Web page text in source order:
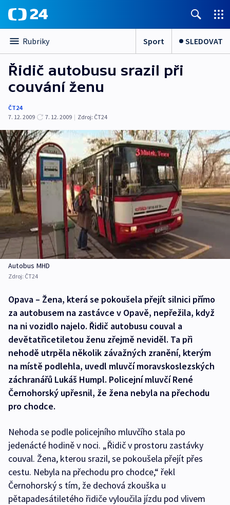
Rubriky Sport SLEDOVAT
Řidič autobusu srazil při
couvání ženu
ČT24
7. 12. 2009
7. 12. 2009 | Zdroj: ČT24
Autobus MHD
Zdroj: ČT24
Opava – Žena, která se pokoušela přejít silnici přímo
za autobusem na zastávce v Opavě, nepřežila, když
na ni vozidlo najelo. Řidič autobusu couval a
devětatřicetiletou ženu zřejmě neviděl. Ta při
nehodě utrpěla několik závažných zranění, kterým
na místě podlehla, uvedl mluvčí moravskoslezských
záchranářů Lukáš Humpl. Policejní mluvčí René
Černohorský upřesnil, že žena nebyla na přechodu
pro chodce.
Nehoda se podle policejního mluvčího stala po
jedenácté hodině v noci. „Řidič v prostoru zastávky
couval. Žena, kterou srazil, se pokoušela přejít přes
cestu. Nebyla na přechodu pro chodce,“ řekl
Černohorský s tím, že dechová zkouška u
pětapadesátiletého řidiče vyloučila jízdu pod vlivem